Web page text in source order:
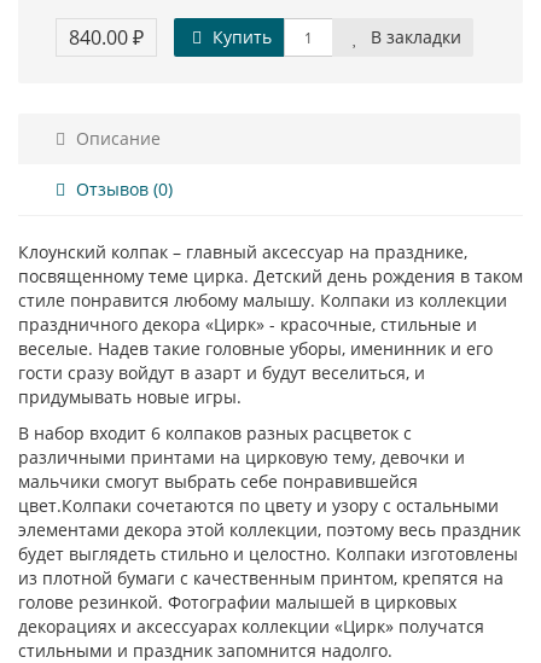
840.00 ₽ Купить В закладки
Описание
Отзывов (0)
Клоунский колпак – главный аксессуар на празднике,
посвященному теме цирка. Детский день рождения в таком
стиле понравится любому малышу. Колпаки из коллекции
праздничного декора «Цирк» - красочные, стильные и
веселые. Надев такие головные уборы, именинник и его
гости сразу войдут в азарт и будут веселиться, и
придумывать новые игры.
В набор входит 6 колпаков разных расцветок с
различными принтами на цирковую тему, девочки и
мальчики смогут выбрать себе понравившейся
цвет.Колпаки сочетаются по цвету и узору с остальными
элементами декора этой коллекции, поэтому весь праздник
будет выглядеть стильно и целостно. Колпаки изготовлены
из плотной бумаги с качественным принтом, крепятся на
голове резинкой. Фотографии малышей в цирковых
декорациях и аксессуарах коллекции «Цирк» получатся
стильными и праздник запомнится надолго.